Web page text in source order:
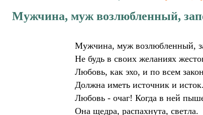
Мужчина, муж возлюбленный,
Мужчина, муж возлюбленный,
Не будь в своих желаниях
Любовь, как эхо, и по всем
Должна иметь источник и исток.
Любовь - очаг! Когда в ней
Она щедра, распахнута, светла.